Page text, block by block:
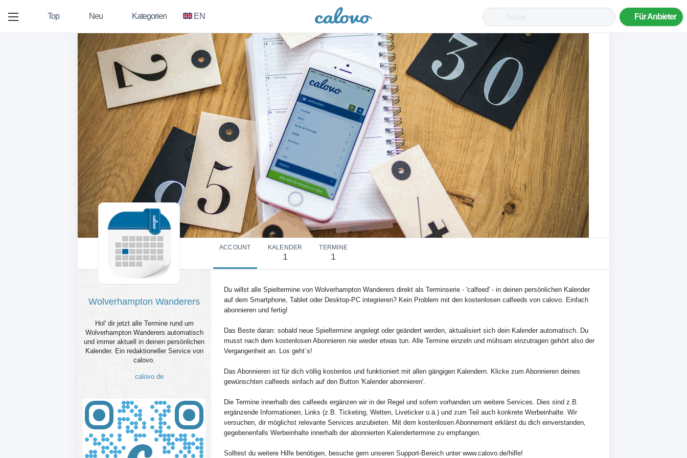
Top Neu Kategorien EN Für Anbieter
ACCOUNT KALENDER
1
TERMINE
1
Wolverhampton Wanderers
Hol' dir jetzt alle Termine rund um
Wolverhampton Wanderers automatisch
und immer aktuell in deinen persönlichen
Kalender. Ein redaktioneller Service von
calovo.
calovo.de
Du willst alle Spieltermine von Wolverhampton Wanderers direkt als Terminserie - 'calfeed' - in deinen persönlichen Kalender
auf dem Smartphone, Tablet oder Desktop-PC integrieren? Kein Problem mit den kostenlosen calfeeds von calovo. Einfach
abonnieren und fertig!
Das Beste daran: sobald neue Spieltermine angelegt oder geändert werden, aktualisiert sich dein Kalender automatisch. Du
musst nach dem kostenlosen Abonnieren nie wieder etwas tun. Alle Termine einzeln und mühsam einzutragen gehört also der
Vergangenheit an. Los geht´s!
Das Abonnieren ist für dich völlig kostenlos und funktioniert mit allen gängigen Kalendern. Klicke zum Abonnieren deines
gewünschten calfeeds einfach auf den Button 'Kalender abonnieren'.
Die Termine innerhalb des calfeeds ergänzen wir in der Regel und sofern vorhanden um weitere Services. Dies sind z.B.
ergänzende Informationen, Links (z.B. Ticketing, Wetten, Liveticker o.ä.) und zum Teil auch konkrete Werbeinhalte. Wir
versuchen, dir möglichst relevante Services anzubieten. Mit dem kostenlosen Abonnement erklärst du dich einverstanden,
gegebenenfalls Werbeinhalte innerhalb der abonnierten Kalendertermine zu empfangen.
Solltest du weitere Hilfe benötigen, besuche gern unseren Support-Bereich unter www.calovo.de/hilfe!